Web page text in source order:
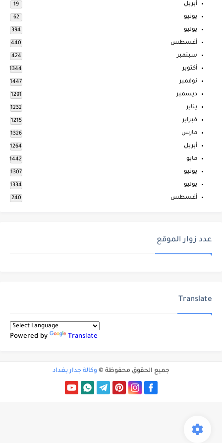
أبريل 19
يونيو 62
يوليو 394
أغسطس 440
سبتمبر 424
أكتوبر 1344
نوفمبر 1447
ديسمبر 1291
يناير 1232
فبراير 1215
مارس 1326
أبريل 1264
مايو 1442
يونيو 1307
يوليو 1334
أغسطس 240
عدد زوار الموقع
Translate
Powered by Translate
جميع الحقوق محفوظة © وكالة جدار بغداد